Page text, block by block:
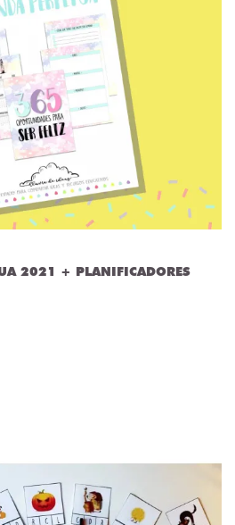
2021 + PLANIFICADORES